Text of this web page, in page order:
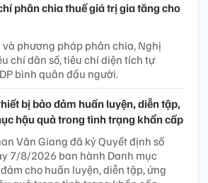
phân chia thuế giá trị gia tăng cho
và phương pháp phân chia, Nghị
chí dân số, tiêu chí diện tích tự
bình quân đầu người.
bị bảo đảm huấn luyện, diễn tập,
hậu quả trong tình trạng khẩn cấp
Văn Giang đã ký Quyết định số
7/8/2026 ban hành Danh mục
cho huấn luyện, diễn tập, ứng